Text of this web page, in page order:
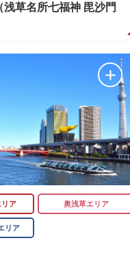
浅草名所七福神 毘沙門
ア 奥浅草エリア
リア